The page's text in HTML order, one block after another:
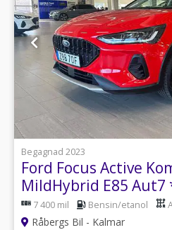
1
Begagnad 2023
Ford Focus Active
MildHybrid E85
7 400 mil Bensin/etanol
Råbergs Bil - Kalmar